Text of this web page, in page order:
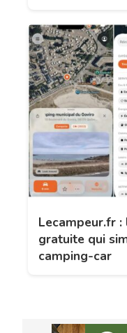
Lecampeur.fr
gratuite qui
camping-car